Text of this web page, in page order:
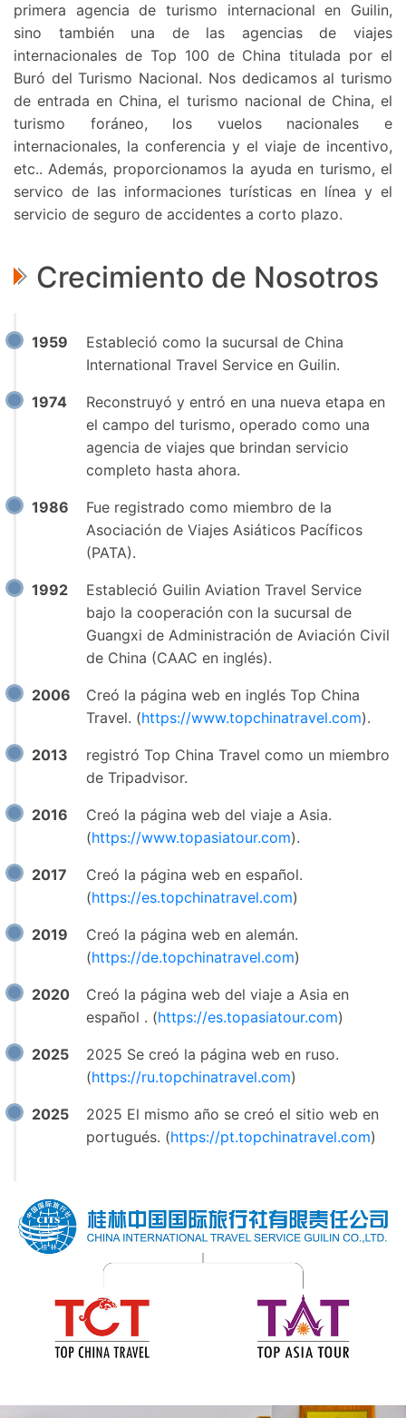
primera agencia de turismo internacional en Guilin,
sino también una de las agencias de viajes
internacionales de Top 100 de China titulada por el
Buró del Turismo Nacional. Nos dedicamos al turismo
de entrada en China, el turismo nacional de China, el
turismo foráneo, los vuelos nacionales e
internacionales, la conferencia y el viaje de incentivo,
etc.. Además, proporcionamos la ayuda en turismo, el
servico de las informaciones turísticas en línea y el
servicio de seguro de accidentes a corto plazo.
Crecimiento de Nosotros
1959
Estableció como la sucursal de China
International Travel Service en Guilin.
1974
Reconstruyó y entró en una nueva etapa en
el campo del turismo, operado como una
agencia de viajes que brindan servicio
completo hasta ahora.
1986
Fue registrado como miembro de la
Asociación de Viajes Asiáticos Pacíficos
(PATA).
1992
Estableció Guilin Aviation Travel Service
bajo la cooperación con la sucursal de
Guangxi de Administración de Aviación Civil
de China (CAAC en inglés).
2006
Creó la página web en inglés Top China
Travel. (https://www.topchinatravel.com).
2013
registró Top China Travel como un miembro
de Tripadvisor.
2016
Creó la página web del viaje a Asia.
(https://www.topasiatour.com).
2017
Creó la página web en español.
(https://es.topchinatravel.com)
2019
Creó la página web en alemán.
(https://de.topchinatravel.com)
2020
Creó la página web del viaje a Asia en
español . (https://es.topasiatour.com)
2025
2025 Se creó la página web en ruso.
(https://ru.topchinatravel.com)
2025
2025 El mismo año se creó el sitio web en
portugués. (https://pt.topchinatravel.com)